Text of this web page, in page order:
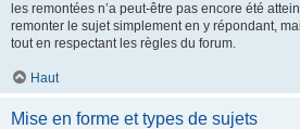
les remontées n’a peut-être pas encore été
remonter le sujet simplement en y répondant,
tout en respectant les règles du forum.
Haut
Mise en forme et types de sujets